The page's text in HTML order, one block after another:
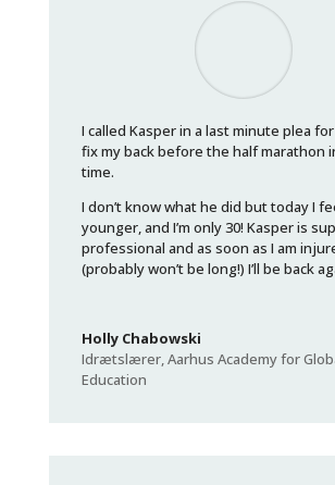
I called Kasper in a last minute plea
fix my back before the half marathon
time.
I don’t know what he did but today I
younger, and I’m only 30! Kasper is
professional and as soon as I am
(probably won’t be long!) I’ll be back
Holly Chabowski
Idrætslærer,Aarhus Academy for
Education